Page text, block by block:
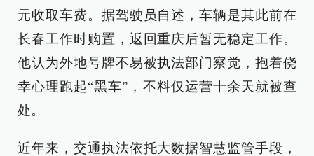
元收取车费。据驾驶员自述，车辆是其此前在
长春工作时购置，返回重庆后暂无稳定工作。
他认为外地号牌不易被执法部门察觉，抱着侥
幸心理跑起“黑车”，不料仅运营十余天就被查
处。
近年来，交通执法依托大数据智慧监管手段，